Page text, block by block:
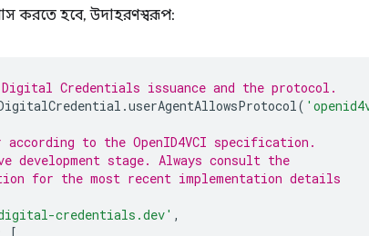
করতে হবে, উদাহরণস্বরূপ:
Credentials issuance and the protocol.
.userAgentAllowsProtocol(
to the OpenID4VCI specification.
stage. Always consult the
for the most recent implementation details
credentials.dev' ,